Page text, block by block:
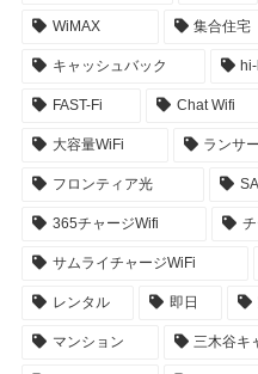
WiMAX 集合住宅
キャッシュバック
FAST-Fi Chat Wifi
大容量WiFi ランサ
フロンティア光
365チャージWifi
サムライチャージWiFi
レンタル 即日
マンション 三木谷キ